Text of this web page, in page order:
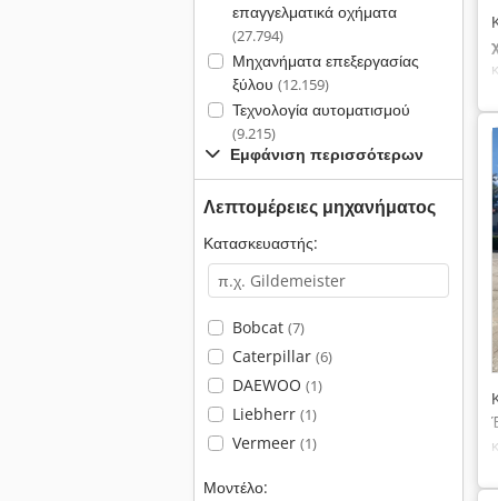
επαγγελματικά οχήματα
(27.794)
Μηχανήματα επεξεργασίας
ξύλου (12.159)
Τεχνολογία αυτοματισμού
(9.215)
Εμφάνιση περισσότερων
Λεπτομέρειες μηχανήματος
Κατασκευαστής:
Bobcat (7)
Caterpillar (6)
DAEWOO (1)
Liebherr (1)
Vermeer (1)
Μοντέλο: